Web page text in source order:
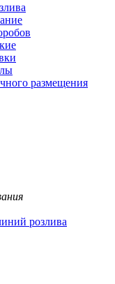
размещения
розлива